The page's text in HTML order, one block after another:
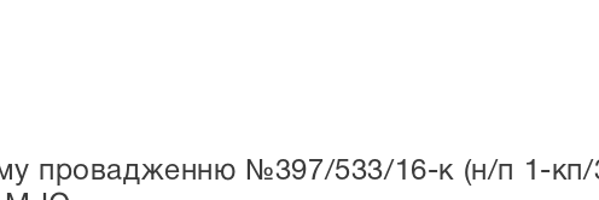
провадженню №397/533/16-к (н/п 1-кп/